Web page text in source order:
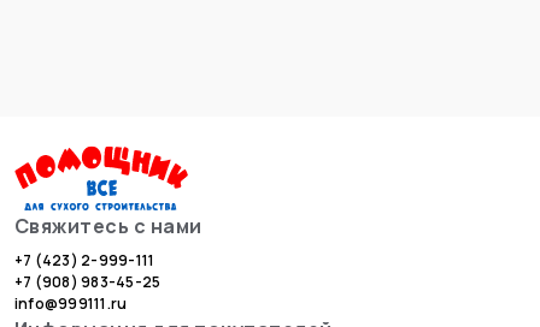
Свяжитесь с нами
+7 (423) 2-999-111
+7 (908) 983-45-25
info@999111.ru